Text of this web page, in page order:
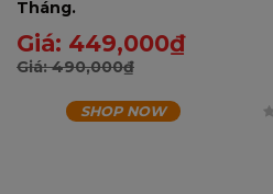
Tháng.
Giá: 449,000₫
Giá:490,000₫
SHOP NOW